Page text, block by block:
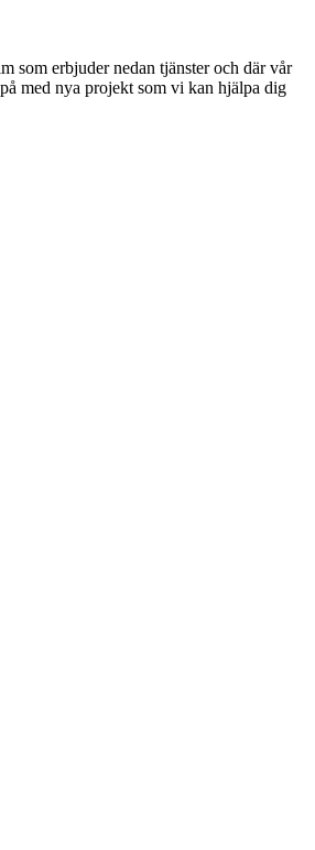
som erbjuder nedan tjänster och där vår
med nya projekt som vi kan hjälpa dig